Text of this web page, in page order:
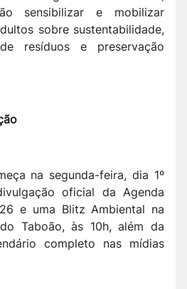
sensibilizar e mobilizar
sobre sustentabilidade,
resíduos e preservação
na segunda-feira, dia 1º
oficial da Agenda
e uma Blitz Ambiental na
Taboão, às 10h, além da
completo nas mídias